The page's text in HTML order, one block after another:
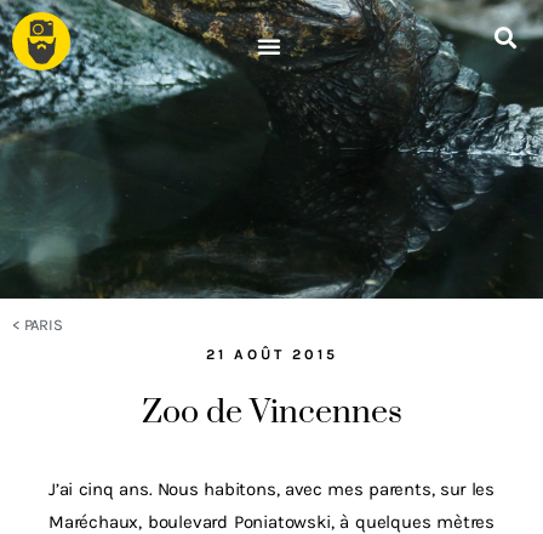
< PARIS
21 AOÛT 2015
Zoo de Vincennes
J’ai cinq ans. Nous habitons, avec mes parents, sur les
Maréchaux, boulevard Poniatowski, à quelques mètres